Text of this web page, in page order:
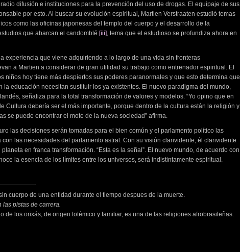
difusión e instituciones para la prevención del uso de drogas. El equipaje de sus
por esto. Al buscar su evolución espiritual, Martien Verstraaten estudió temas
como las oficinas japonesas del templo del cuerpo y el desarrollo de la
que abarcan el candomblé [iii], tema que el estudioso se profundiza ahora en
experiencia que viene adquiriendo a lo largo de una vida sin fronteras
a Martien a considerar de gran utilidad su trabajo como entrenador espiritual. El
niños hoy tiene más despiertos sus poderes paranormales y que esto determina que
la educación necesitan sustituir los ya existentes. El nuevo paradigma del mundo,
señaliza para la total transformación de valores y modelos. “Yo opino que en
Cultura debería ser el más importante, porque dentro de la cultura están la religión y
se puede encontrar el mote de la nueva sociedad” afirma.
las decisiones serán tomadas para el bien común y el parlamento político las
las necesidades del parlamento astral. Con su visión clarividente, él clarividente
en franca transformación. “Esta es la señal”. El nuevo mundo, de acuerdo con
la esencia de los límites entre los universos, será indistintamente espiritual.
cuerpo de una entidad durante el tiempo despues de la muerte.
las pistas de carrera.
de los orixás, de origen totémico y familiar, es una de las religiones afrobrasileñas.